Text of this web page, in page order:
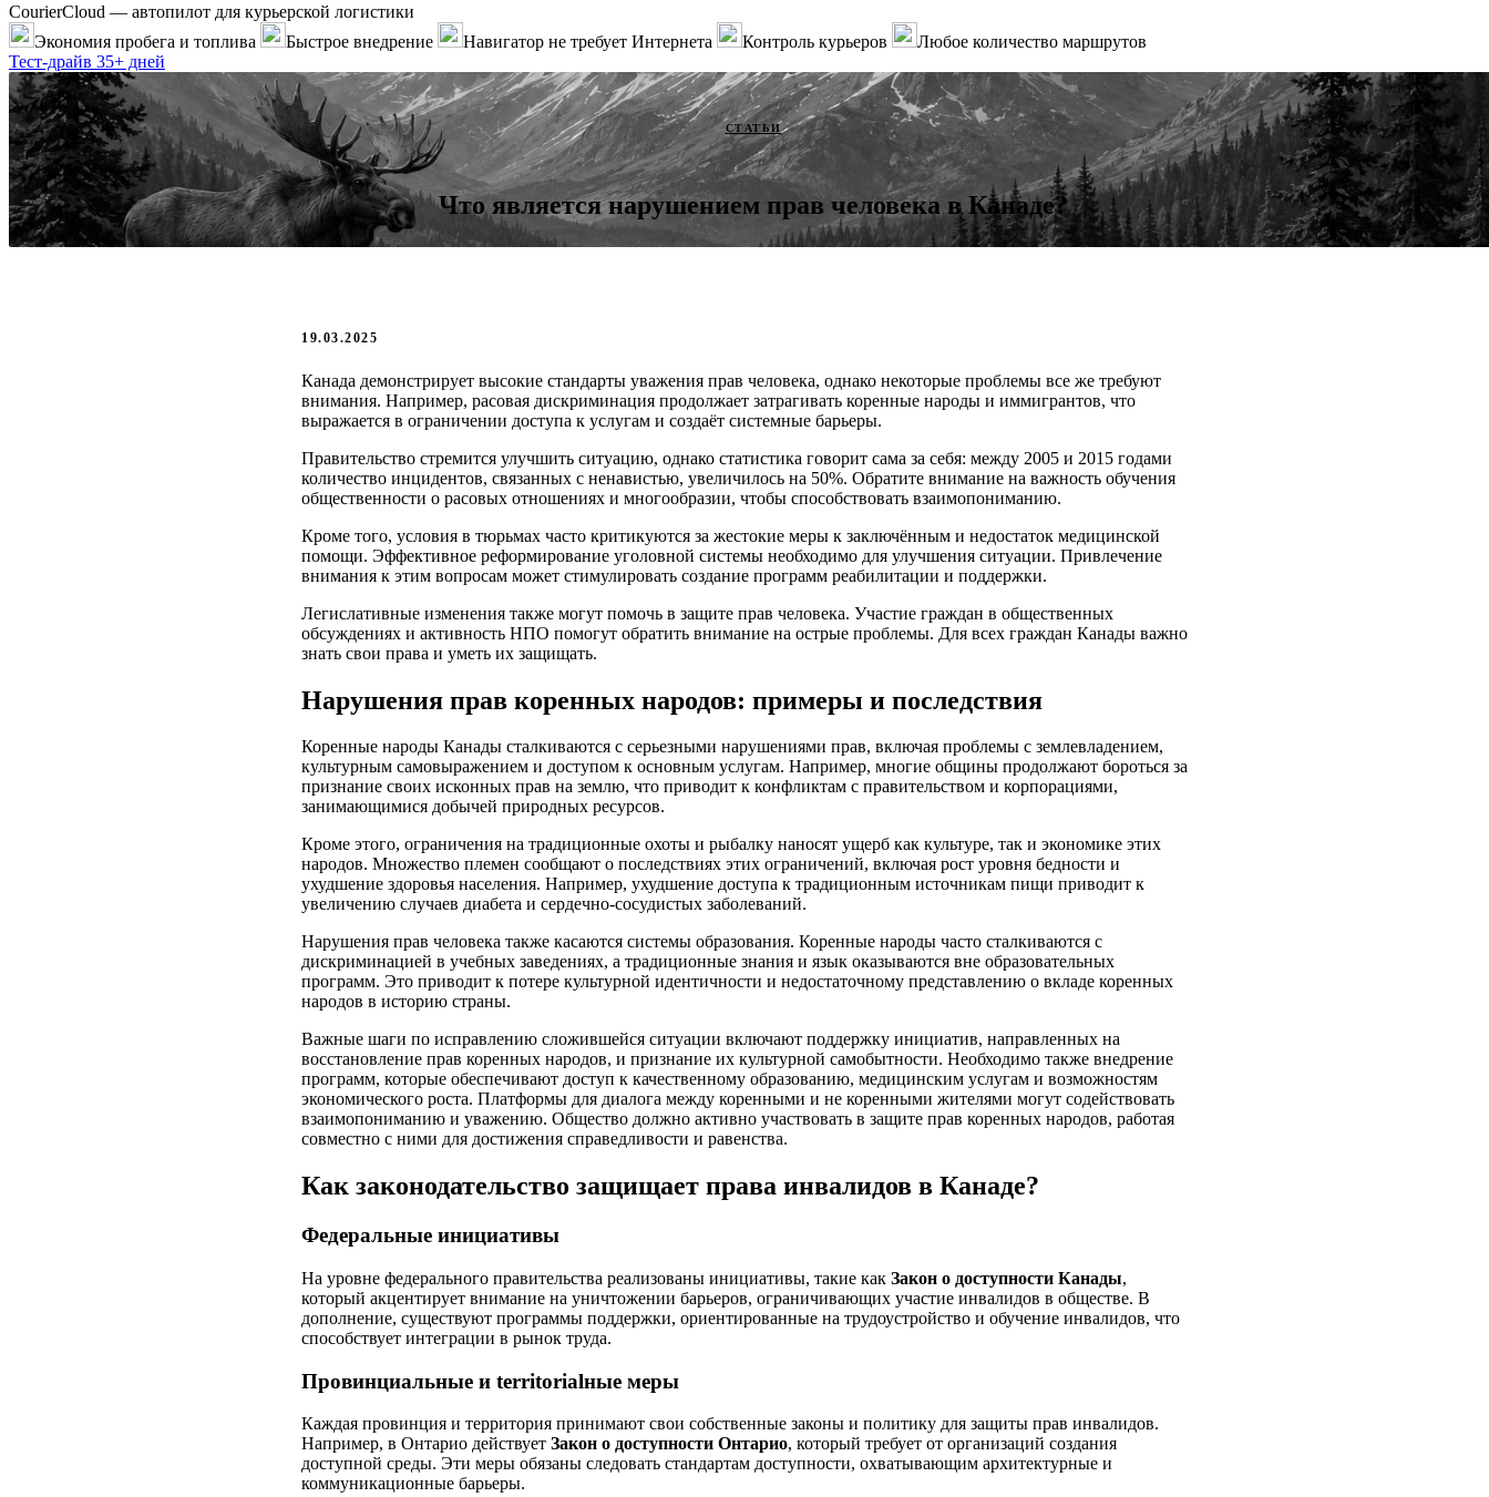
CourierCloud — автопилот для курьерской логистики
Экономия пробега и топлива
Быстрое внедрение Навигатор не требует Интернета Контроль курьеров
Любое количество маршрутов
Тест-драйв 35+ дней
СТАТЬИ
Что является нарушением прав человека в Канаде?
19.03.2025
Канада демонстрирует высокие стандарты уважения прав человека, однако некоторые проблемы все же требуют
внимания. Например, расовая дискриминация продолжает затрагивать коренные народы и иммигрантов, что
выражается в ограничении доступа к услугам и создаёт системные барьеры.
Правительство стремится улучшить ситуацию, однако статистика говорит сама за себя: между 2005 и 2015 годами
количество инцидентов, связанных с ненавистью, увеличилось на 50%. Обратите внимание на важность обучения
общественности о расовых отношениях и многообразии, чтобы способствовать взаимопониманию.
Кроме того, условия в тюрьмах часто критикуются за жестокие меры к заключённым и недостаток медицинской
помощи. Эффективное реформирование уголовной системы необходимо для улучшения ситуации. Привлечение
внимания к этим вопросам может стимулировать создание программ реабилитации и поддержки.
Легислативные изменения также могут помочь в защите прав человека. Участие граждан в общественных
обсуждениях и активность НПО помогут обратить внимание на острые проблемы. Для всех граждан Канады важно
знать свои права и уметь их защищать.
Нарушения прав коренных народов: примеры и последствия
Коренные народы Канады сталкиваются с серьезными нарушениями прав, включая проблемы с землевладением,
культурным самовыражением и доступом к основным услугам. Например, многие общины продолжают бороться за
признание своих исконных прав на землю, что приводит к конфликтам с правительством и корпорациями,
занимающимися добычей природных ресурсов.
Кроме этого, ограничения на традиционные охоты и рыбалку наносят ущерб как культуре, так и экономике этих
народов. Множество племен сообщают о последствиях этих ограничений, включая рост уровня бедности и
ухудшение здоровья населения. Например, ухудшение доступа к традиционным источникам пищи приводит к
увеличению случаев диабета и сердечно-сосудистых заболеваний.
Нарушения прав человека также касаются системы образования. Коренные народы часто сталкиваются с
дискриминацией в учебных заведениях, а традиционные знания и язык оказываются вне образовательных
программ. Это приводит к потере культурной идентичности и недостаточному представлению о вкладе коренных
народов в историю страны.
Важные шаги по исправлению сложившейся ситуации включают поддержку инициатив, направленных на
восстановление прав коренных народов, и признание их культурной самобытности. Необходимо также внедрение
программ, которые обеспечивают доступ к качественному образованию, медицинским услугам и возможностям
экономического роста. Платформы для диалога между коренными и не коренными жителями могут содействовать
взаимопониманию и уважению. Общество должно активно участвовать в защите прав коренных народов, работая
совместно с ними для достижения справедливости и равенства.
Как законодательство защищает права инвалидов в Канаде?
Федеральные инициативы
На уровне федерального правительства реализованы инициативы, такие как Закон о доступности Канады,
который акцентирует внимание на уничтожении барьеров, ограничивающих участие инвалидов в обществе. В
дополнение, существуют программы поддержки, ориентированные на трудоустройство и обучение инвалидов, что
способствует интеграции в рынок труда.
Провинциальные и territorialные меры
Каждая провинция и территория принимают свои собственные законы и политику для защиты прав инвалидов.
Например, в Онтарио действует Закон о доступности Онтарио, который требует от организаций создания
доступной среды. Эти меры обязаны следовать стандартам доступности, охватывающим архитектурные и
коммуникационные барьеры.